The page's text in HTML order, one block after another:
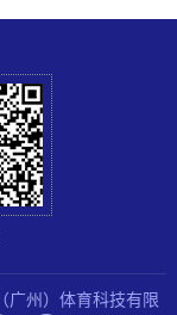
广州）体育科技有限